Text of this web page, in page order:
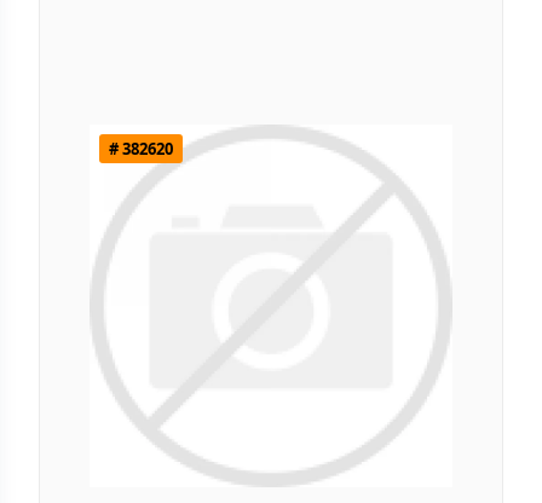
# 382620